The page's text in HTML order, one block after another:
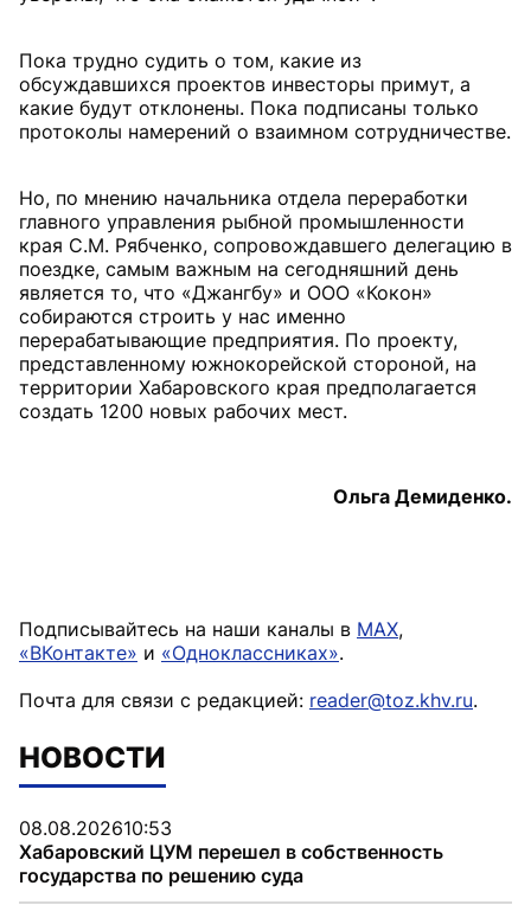
Пока трудно судить о том, какие из
обсуждавшихся проектов инвесторы примут, а
какие будут отклонены. Пока подписаны только
протоколы намерений о взаимном сотрудничестве.
Но, по мнению начальника отдела переработки
главного управления рыбной промышленности
края С.М. Рябченко, сопровождавшего делегацию в
поездке, самым важным на сегодняшний день
является то, что «Джангбу» и ООО «Кокон»
собираются строить у нас именно
перерабатывающие предприятия. По проекту,
представленному южнокорейской стороной, на
территории Хабаровского края предполагается
создать 1200 новых рабочих мест.
Ольга Демиденко.
Подписывайтесь на наши каналы в MAX,
«ВКонтакте» и «Одноклассниках».
Почта для связи с редакцией: reader@toz.khv.ru.
НОВОСТИ
08.08.202610:53
Хабаровский ЦУМ перешел в собственность
государства по решению суда